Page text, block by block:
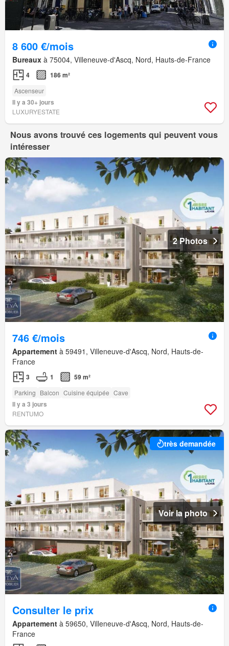
8 600 €/mois
Bureaux à 75004, Villeneuve-d'Ascq, Nord, Hauts-de-France
4 186 m²
Ascenseur
Il y a 30+ jours
LUXURYESTATE
Nous avons trouvé ces logements qui peuvent vous
intéresser
2 Photos
746 €/mois
Appartement à 59491, Villeneuve-d'Ascq, Nord, Hauts-de-
France
3 1 59 m²
Parking Balcon Cuisine équipée Cave
Il y a 3 jours
RENTUMO
très demandée
Voir la photo
Consulter le prix
Appartement à 59650, Villeneuve-d'Ascq, Nord, Hauts-de-
France